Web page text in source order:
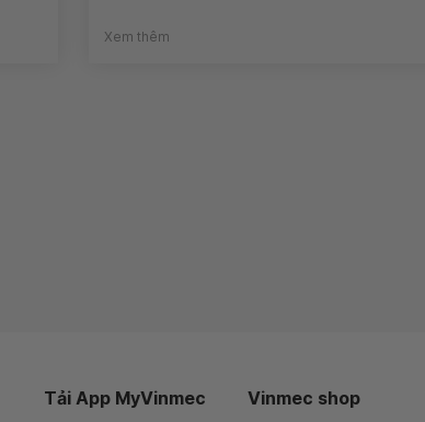
Xem thêm
Tải App MyVinmec Vinmec shop